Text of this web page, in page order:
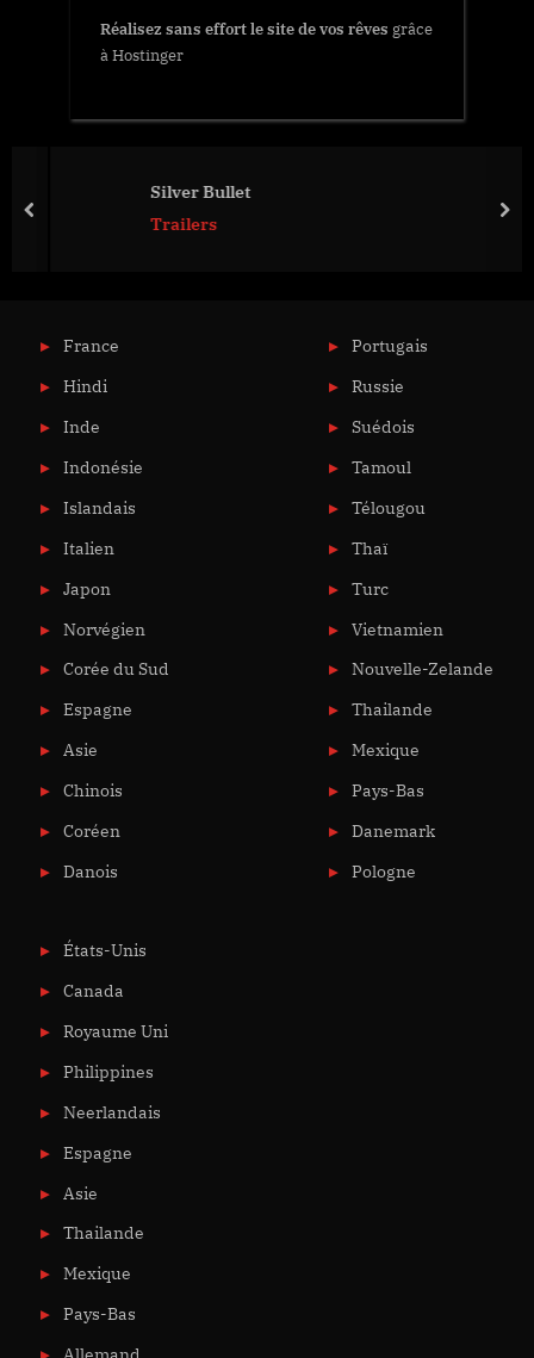
Réalisez sans effort le site de vos rêves grâce
à Hostinger
Silver Bullet
Trailers
prev
France
Hindi
Inde
Indonésie
Islandais
Italien
Japon
Norvégien
Corée du Sud
Espagne
Asie
Chinois
Coréen
Danois
Portugais
Russie
Suédois
Tamoul
Télougou
Thaï
Turc
Vietnamien
Nouvelle-Zelande
Thailande
Mexique
Pays-Bas
Danemark
Pologne
États-Unis
Canada
Royaume Uni
Philippines
Neerlandais
Espagne
Asie
Thailande
Mexique
Pays-Bas